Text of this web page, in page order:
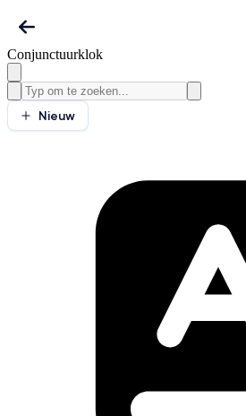
Conjunctuurklok
Nieuw